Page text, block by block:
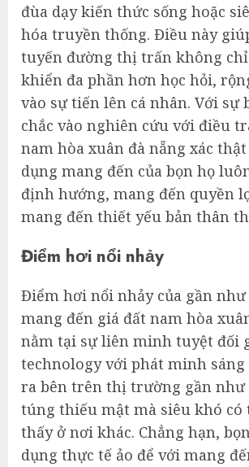
đùa dạy kiến thức sống hoặc
hóa truyền thống. Điều này
tuyến đường thị trấn không
khiển đa phần hơn học hỏi,
vào sự tiến lên cá nhân. Với sự
chắc vào nghiên cứu với điều
nam hòa xuân đà nẵng xác
dụng mang đến của bọn họ
định hướng, mang đến quyền
mang đến thiết yếu bản thân
Điểm hơi nổi nhảy
Điểm hơi nổi nhảy của gần
mang đến giá đất nam hòa
nằm tại sự liên minh tuyệt đối
technology với phát minh
ra bên trên thị trường gần
túng thiếu mật mà siêu khó có
thấy ở nơi khác. Chẳng hạn,
dụng thực tế ảo để với mang